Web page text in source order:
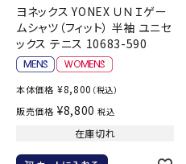
ヨネックス YONEX ＵＮＩゲー
ムシャツ（フィット） 半袖 ユニセ
ックス テニス 10683-590
本体価格 ¥8,800 （税込）
販売価格 ¥8,800 税込
在庫切れ